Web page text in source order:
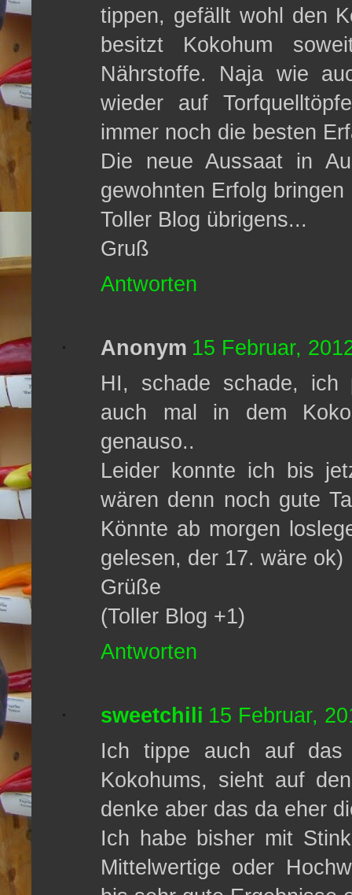
tippen, gefällt wohl den
besitzt Kokohum
Nährstoffe. Naja wie
wieder auf
immer noch die besten
Die neue Aussaat in
gewohnten Erfolg bringen
Toller Blog übrigens...
Gruß
Antworten
Anonym 15 Februar,
HI, schade schade, ich
auch mal in dem
genauso..
Leider konnte ich bis
wären denn noch gute
Könnte ab morgen
gelesen, der 17. wäre ok)
Grüße
(Toller Blog +1)
Antworten
sweetchili 15 Februar,
Ich tippe auch auf das
Kokohums, sieht auf
denke aber das da eher
Ich habe bisher mit
Mittelwertige oder